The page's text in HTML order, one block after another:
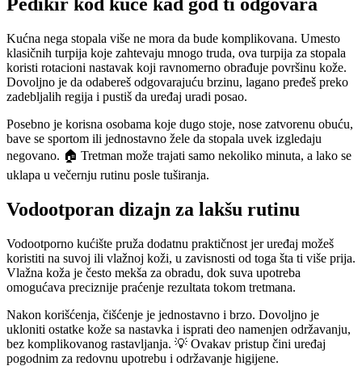
Kućna nega stopala više ne mora da bude komplikovana. Umesto
klasičnih turpija koje zahtevaju mnogo truda, ova turpija za stopala
koristi rotacioni nastavak koji ravnomerno obrađuje površinu kože.
Dovoljno je da odabereš odgovarajuću brzinu, lagano pređeš preko
zadebljalih regija i pustiš da uređaj uradi posao.
Posebno je korisna osobama koje dugo stoje, nose zatvorenu obuću,
bave se sportom ili jednostavno žele da stopala uvek izgledaju
negovano. 🏠 Tretman može trajati samo nekoliko minuta, a lako se
uklapa u večernju rutinu posle tuširanja.
Vodootporan dizajn za lakšu rutinu
Vodootporno kućište pruža dodatnu praktičnost jer uređaj možeš
koristiti na suvoj ili vlažnoj koži, u zavisnosti od toga šta ti više prija.
Vlažna koža je često mekša za obradu, dok suva upotreba
omogućava preciznije praćenje rezultata tokom tretmana.
Nakon korišćenja, čišćenje je jednostavno i brzo. Dovoljno je
ukloniti ostatke kože sa nastavka i isprati deo namenjen održavanju,
bez komplikovanog rastavljanja. 💡 Ovakav pristup čini uređaj
pogodnim za redovnu upotrebu i održavanje higijene.